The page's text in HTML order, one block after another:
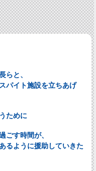
らと、
パイト施設を立ちあげ
ために
ごす時間が、
るように援助していきた